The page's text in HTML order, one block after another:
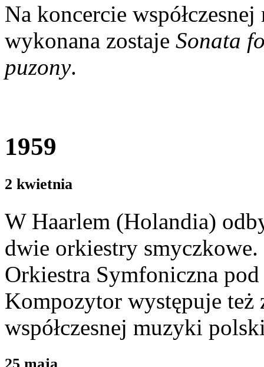
Na koncercie
wykonana zostaje Sonata
puzony.
1959
2 kwietnia
W Haarlem (Holandia)
dwie orkiestry smyczkowe.
Orkiestra Symfoniczna
Kompozytor występuje też
współczesnej muzyki